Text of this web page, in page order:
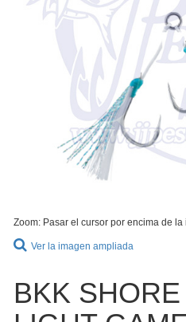
Zoom: Pasar el cursor por encima de la
Ver la imagen ampliada
BKK